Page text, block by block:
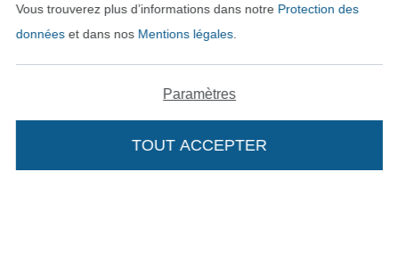
Payer avec
Vous trouverez plus d’informations dans notre Protection des
donnéeset dans nos Mentions légales.
Paramètres
TOUT ACCEPTER